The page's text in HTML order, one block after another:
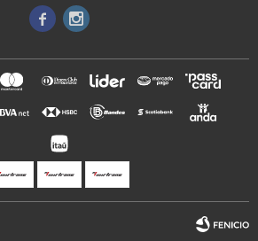
 